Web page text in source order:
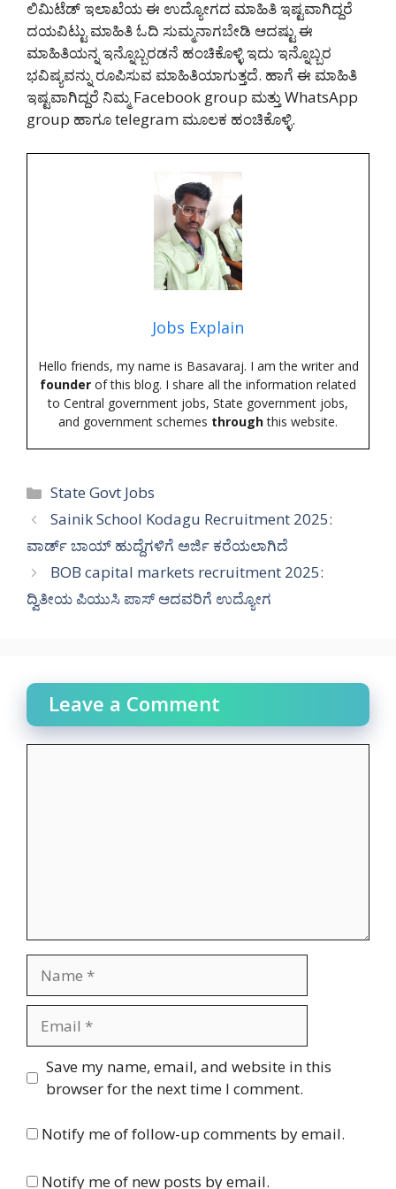
ಲಿಮಿಟೆಡ್ ಇಲಾಖೆಯ ಈ ಉದ್ಯೋಗದ ಮಾಹಿತಿ ಇಷ್ಟವಾಗಿದ್ದರೆ
ದಯವಿಟ್ಟು ಮಾಹಿತಿ ಓದಿ ಸುಮ್ಮನಾಗಬೇಡಿ ಆದಷ್ಟು ಈ
ಮಾಹಿತಿಯನ್ನ ಇನ್ನೊಬ್ಬರಡನೆ ಹಂಚಿಕೊಳ್ಳಿ ಇದು ಇನ್ನೊಬ್ಬರ
ಭವಿಷ್ಯವನ್ನು ರೂಪಿಸುವ ಮಾಹಿತಿಯಾಗುತ್ತದೆ. ಹಾಗೆ ಈ ಮಾಹಿತಿ
ಇಷ್ಟವಾಗಿದ್ದರೆ ನಿಮ್ಮ Facebook group ಮತ್ತು WhatsApp
group ಹಾಗೂ telegram ಮೂಲಕ ಹಂಚಿಕೊಳ್ಳಿ.
Jobs Explain
Hello friends, my name is Basavaraj. I am the writer and
founder of this blog. I share all the information related
to Central government jobs, State government jobs,
and government schemes throughthis website.
Categories
State Govt Jobs
Sainik School Kodagu Recruitment 2025:
ವಾರ್ಡ್ ಬಾಯ್ ಹುದ್ದೆಗಳಿಗೆ ಅರ್ಜಿ ಕರೆಯಲಾಗಿದೆ
BOB capital markets recruitment 2025:
ದ್ವಿತೀಯ ಪಿಯುಸಿ ಪಾಸ್ ಆದವರಿಗೆ ಉದ್ಯೋಗ
Leave a Comment
Website
Save my name, email, and website in this
browser for the next time I comment.
Notify me of follow-up comments by email.
Notify me of new posts by email.